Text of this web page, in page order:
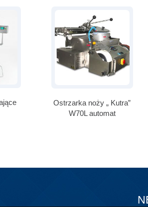
Ostrzarka noży „ Kutra”
W70L automat